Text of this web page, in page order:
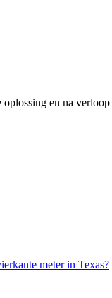
en na
meter in Texas?